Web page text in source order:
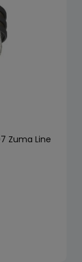
Zuma Line